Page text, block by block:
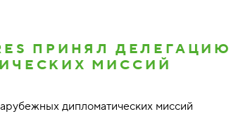
ПРИНЯЛ ДЕЛЕГАЦИЮ
МИССИЙ
дипломатических миссий